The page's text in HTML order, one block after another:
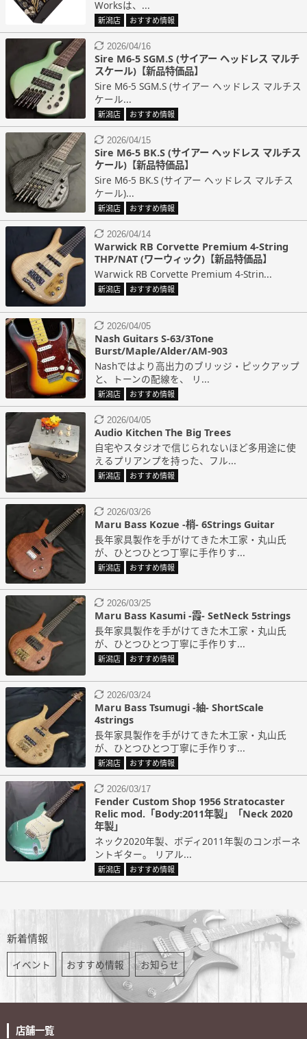
Worksは、...
新潟店 おすすめ情報
2026/04/16
Sire M6-5 SGM.S (サイアー ヘッドレス マルチ
スケール)【新品特価品】
Sire M6-5 SGM.S (サイアー ヘッドレス マルチス
ケール...
新潟店 おすすめ情報
2026/04/15
Sire M6-5 BK.S (サイアー ヘッドレス マルチス
ケール)【新品特価品】
Sire M6-5 BK.S (サイアー ヘッドレス マルチス
ケール)...
新潟店 おすすめ情報
2026/04/14
Warwick RB Corvette Premium 4-String
THP/NAT (ワーウィック)【新品特価品】
Warwick RB Corvette Premium 4-Strin...
新潟店 おすすめ情報
2026/04/05
Nash Guitars S-63/3Tone
Burst/Maple/Alder/AM-903
Nashではより高出力のブリッジ・ピックアップ
と、トーンの配線を、 リ...
新潟店 おすすめ情報
2026/04/05
Audio Kitchen The Big Trees
自宅やスタジオで信じられないほど多用途に使
えるプリアンプを持った、フル...
新潟店 おすすめ情報
2026/03/26
Maru Bass Kozue -梢- 6Strings Guitar
長年家具製作を手がけてきた木工家・丸山氏
が、ひとつひとつ丁寧に手作りす...
新潟店 おすすめ情報
2026/03/25
Maru Bass Kasumi -霞- SetNeck 5strings
長年家具製作を手がけてきた木工家・丸山氏
が、ひとつひとつ丁寧に手作りす...
新潟店 おすすめ情報
2026/03/24
Maru Bass Tsumugi -紬- ShortScale
4strings
長年家具製作を手がけてきた木工家・丸山氏
が、ひとつひとつ丁寧に手作りす...
新潟店 おすすめ情報
2026/03/17
Fender Custom Shop 1956 Stratocaster
Relic mod.「Body:2011年製」「Neck 2020
年製」
ネック2020年製、ボディ2011年製のコンポーネ
ントギター。 リアル...
新潟店 おすすめ情報
新着情報
イベント おすすめ情報 お知らせ
店舗一覧